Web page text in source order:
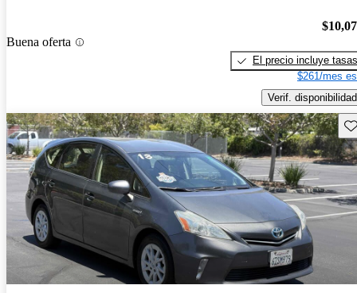
Buena oferta
El precio incluye tasas
$261/mes
Verif. disponibilidad